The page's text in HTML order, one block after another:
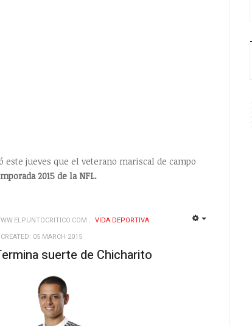
este jueves que el veterano mariscal de campo
2015 de la NFL.
VIDA DEPORTIVA
CREATED: 05 MARCH 2015
suerte de Chicharito